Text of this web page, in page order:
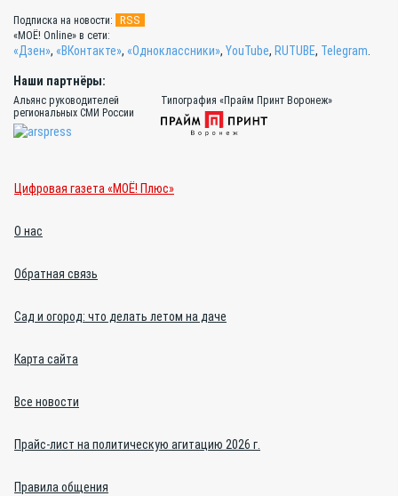
Подписка на новости: RSS
«МОЁ! Online» в сети:
«Дзен», «ВКонтакте», «Одноклассники», YouTube, RUTUBE, Telegram
Наши партнёры:
Альянс руководителей
региональных СМИ России
Типография «Прайм Принт Воронеж»
Цифровая газета «МОЁ! Плюс»
О нас
Обратная связь
Сад и огород: что делать летом на даче
Карта сайта
Все новости
Прайс-лист на политическую агитацию 2026 г.
Правила общения